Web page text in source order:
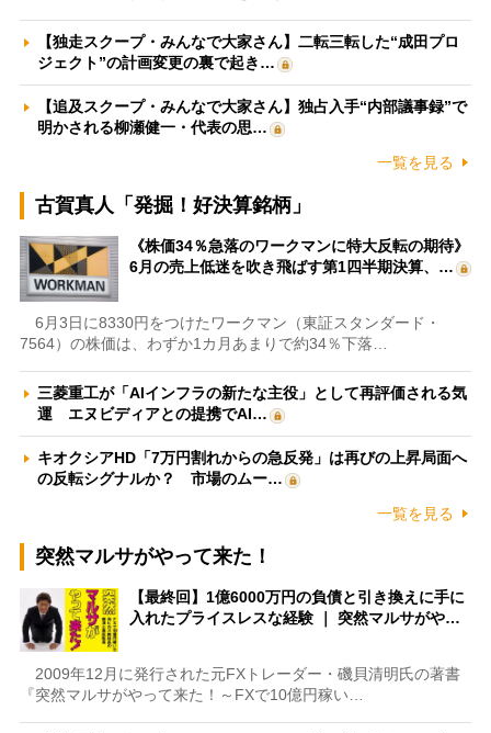
【独走スクープ・みんなで大家さん】二転三転した“成田プロ
ジェクト”の計画変更の裏で起き…
【追及スクープ・みんなで大家さん】独占入手“内部議事録”で
明かされる柳瀬健一・代表の思…
一覧を見る
古賀真人「発掘！好決算銘柄」
《株価34％急落のワークマンに特大反転の期待》
6月の売上低迷を吹き飛ばす第1四半期決算、…
6月3日に8330円をつけたワークマン（東証スタンダード・
7564）の株価は、わずか1カ月あまりで約34％下落…
三菱重工が「AIインフラの新たな主役」として再評価される気
運 エヌビディアとの提携でAI…
キオクシアHD「7万円割れからの急反発」は再びの上昇局面へ
の反転シグナルか？ 市場のムー…
一覧を見る
突然マルサがやって来た！
【最終回】1億6000万円の負債と引き換えに手に
入れたプライスレスな経験 ｜ 突然マルサがや…
2009年12月に発行された元FXトレーダー・磯貝清明氏の著書
『突然マルサがやって来た！～FXで10億円稼い…